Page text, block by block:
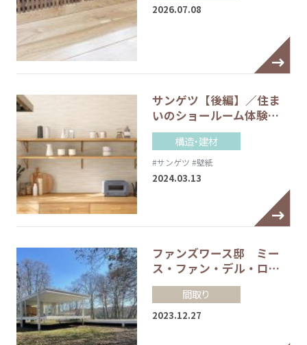
2026.07.08
サンゲツ【後編】／住ま
いのショールーム体験…
構造・建材
#サンゲツ #壁紙
2024.03.13
ファンズワース邸 ミー
ス・ファン・デル・ロ…
間取り
2023.12.27